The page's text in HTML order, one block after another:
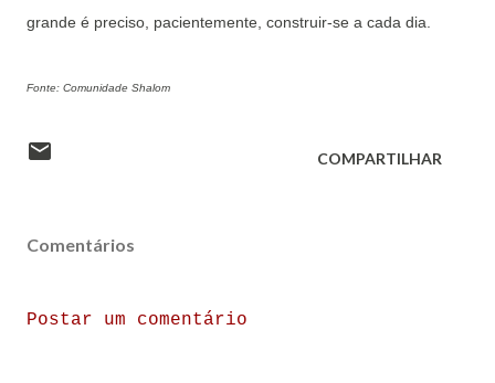
grande é preciso, pacientemente, construir-se a cada dia.
Fonte: Comunidade Shalom
COMPARTILHAR
Comentários
Postar um comentário